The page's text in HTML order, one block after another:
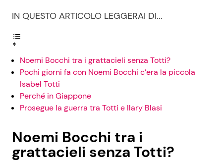
IN QUESTO ARTICOLO LEGGERAI DI...
Noemi Bocchi tra i grattacieli senza Totti?
Pochi giorni fa con Noemi Bocchi c’era la piccola
Isabel Totti
Perché in Giappone
Prosegue la guerra tra Totti e Ilary Blasi
Noemi Bocchi tra i
grattacieli senza Totti?